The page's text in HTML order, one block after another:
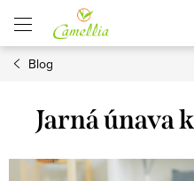
obsah
Blog
Jarná únava